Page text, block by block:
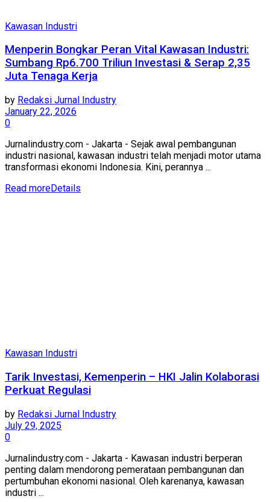
Kawasan Industri
Menperin Bongkar Peran Vital Kawasan Industri:
Sumbang Rp6.700 Triliun Investasi & Serap 2,35
Juta Tenaga Kerja
by Redaksi Jurnal Industry
January 22, 2026
0
Jurnalindustry.com - Jakarta - Sejak awal pembangunan
industri nasional, kawasan industri telah menjadi motor utama
transformasi ekonomi Indonesia. Kini, perannya ...
Read moreDetails
Kawasan Industri
Tarik Investasi, Kemenperin – HKI Jalin Kolaborasi
Perkuat Regulasi
by Redaksi Jurnal Industry
July 29, 2025
0
Jurnalindustry.com - Jakarta - Kawasan industri berperan
penting dalam mendorong pemerataan pembangunan dan
pertumbuhan ekonomi nasional. Oleh karenanya, kawasan
industri ...